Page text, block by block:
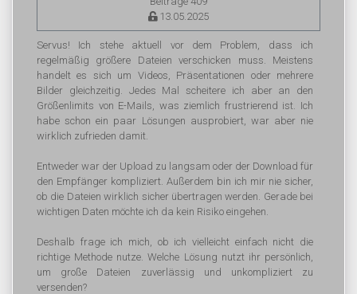
13.05.2025
Servus! Ich stehe aktuell vor dem Problem, dass ich
regelmäßig größere Dateien verschicken muss. Meistens
handelt es sich um Videos, Präsentationen oder mehrere
Bilder gleichzeitig. Jedes Mal scheitere ich aber an den
Größenlimits von E-Mails, was ziemlich frustrierend ist. Ich
habe schon ein paar Lösungen ausprobiert, war aber nie
wirklich zufrieden damit.
Entweder war der Upload zu langsam oder der Download für
den Empfänger kompliziert. Außerdem bin ich mir nie sicher,
ob die Dateien wirklich sicher übertragen werden. Gerade bei
wichtigen Daten möchte ich da kein Risiko eingehen.
Deshalb frage ich mich, ob ich vielleicht einfach nicht die
richtige Methode nutze. Welche Lösung nutzt ihr persönlich,
um große Dateien zuverlässig und unkompliziert zu
versenden?